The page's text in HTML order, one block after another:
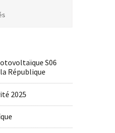
S06
République
2025